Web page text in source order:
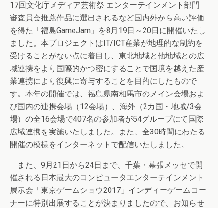
17回文化庁メディア芸術祭 エンターテインメント部門
審査員会推薦作品に選出されるなど国内外から高い評価
を得た「福島GameJam」を8月19日～20日に開催いたし
ました。本プロジェクトはIT/ICT産業が地理的な制約を
受けることがない点に着目し、東北地域と他地域との広
域連携をより国際的かつ密にすることで国境を越えた産
業連携により復興に寄与することを目的にしたもので
す。本年の開催では、福島県南相馬市のメイン会場およ
び国内の連携会場（12会場）、海外（2カ国・地域/3会
場）の全16会場で407名の参加者が54グループにて国際
広域連携を実施いたしました。また、全30時間にわたる
開催の模様をインターネットで配信いたしました。
また、9月21日から24日まで、千葉・幕張メッセで開
催される日本最大のコンピュータエンターテインメント
展示会「東京ゲームショウ2017」インディーゲームコー
ナーに特別出展することが決まりましたので、お知らせ